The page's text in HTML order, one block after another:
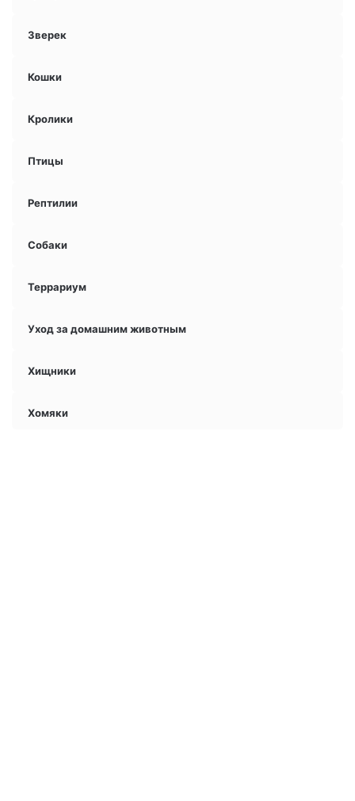
Зверек
Кошки
Кролики
Птицы
Рептилии
Собаки
Террариум
Уход за домашним животным
Хищники
Хомяки